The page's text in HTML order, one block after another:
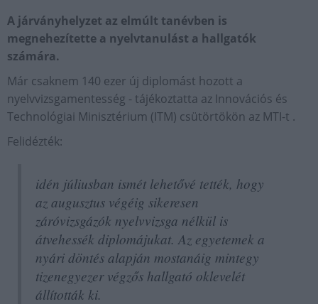
A járványhelyzet az elmúlt tanévben is
megnehezítette a nyelvtanulást a hallgatók
számára.
Már csaknem 140 ezer új diplomást hozott a
nyelvvizsgamentesség - tájékoztatta az Innovációs és
Technológiai Minisztérium (ITM) csütörtökön az MTI-t .
Felidézték:
idén júliusban ismét lehetővé tették, hogy
az augusztus végéig sikeresen
záróvizsgázók nyelvvizsga nélkül is
átvehessék diplomájukat. Az egyetemek a
nyári döntés alapján mostanáig mintegy
tizenegyezer végzős hallgató oklevelét
állították ki.